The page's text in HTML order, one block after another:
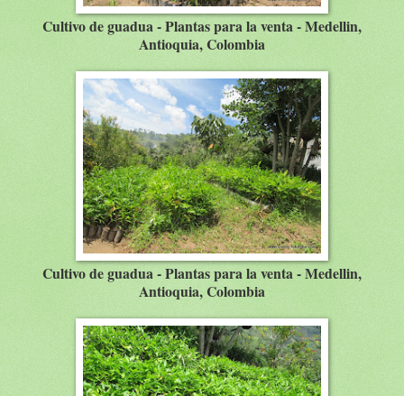
Cultivo de guadua - Plantas para la venta - Medellin,
Antioquia, Colombia
Cultivo de guadua - Plantas para la venta - Medellin,
Antioquia, Colombia